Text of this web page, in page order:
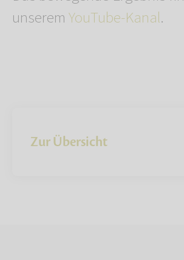
unseremYouTube-Kanal.
Zur Übersicht